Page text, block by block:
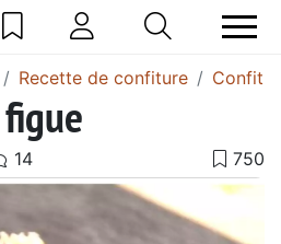
Recette de confiture